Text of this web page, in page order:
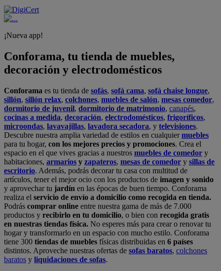
¡Nueva app!
Conforama, tu tienda de muebles,
decoración y electrodomésticos
Conforama es tu tienda de sofás, sofá cama, sofá chaise longue,
sillón, sillón relax, colchones, muebles de salón, mesas comedor,
dormitorio de juvenil, dormitorio de matrimonio, canapés,
cocinas a medida, decoración, electrodomésticos, frigoríficos,
microondas, lavavajillas, lavadora secadora, y televisiones.
Descubre nuestra amplia variedad de estilos en cualquiermuebles
para tu hogar, con los mejores precios y promociones. Crea el
espacio en el que vives gracias a nuestros muebles de comedor y
habitaciones, armarios y zapateros, mesas de comedor y sillas de
escritorio. Además, podrás decorar tu casa con multitud de
artículos, tener el mejor ocio con los productos de imagen y sonido
y aprovechar tu jardín en las épocas de buen tiempo. Conforama
realiza el servicio de envío a domicilio como recogida en tienda.
Podrás comprar online entre nuestra gama de más de 7.000
productos y recibirlo en tu domicilio, o bien con recogida gratis
en nuestras tiendas física. No esperes más para crear o renovar tu
hogar y transformarlo en un espacio con mucho estilo. Conforama
tiene 300 tiendas de muebles físicas distribuidas en 6 países
distintos. Aproveche nuestras ofertas de sofas baratos, colchones
baratos y liquidaciones de sofas.